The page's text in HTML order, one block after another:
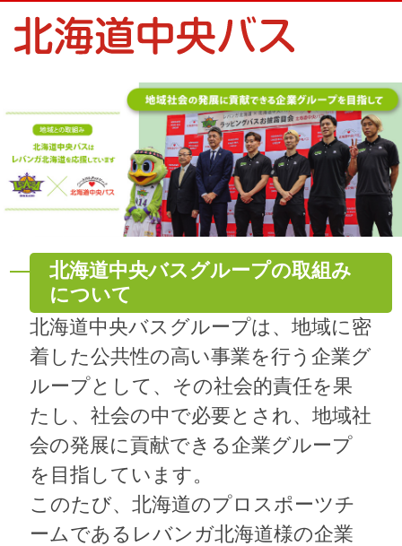
北海道中央バスグループの取組み
について
北海道中央バスグループは、地域に密
着した公共性の高い事業を行う企業グ
ループとして、その社会的責任を果
たし、社会の中で必要とされ、地域社
会の発展に貢献できる企業グループ
を目指しています。
このたび、北海道のプロスポーツチ
ームであるレバンガ北海道様の企業